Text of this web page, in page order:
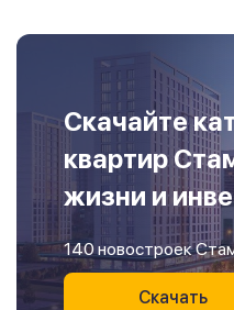
Скачайте
квартир
жизни и
140 новостроек
Скачать